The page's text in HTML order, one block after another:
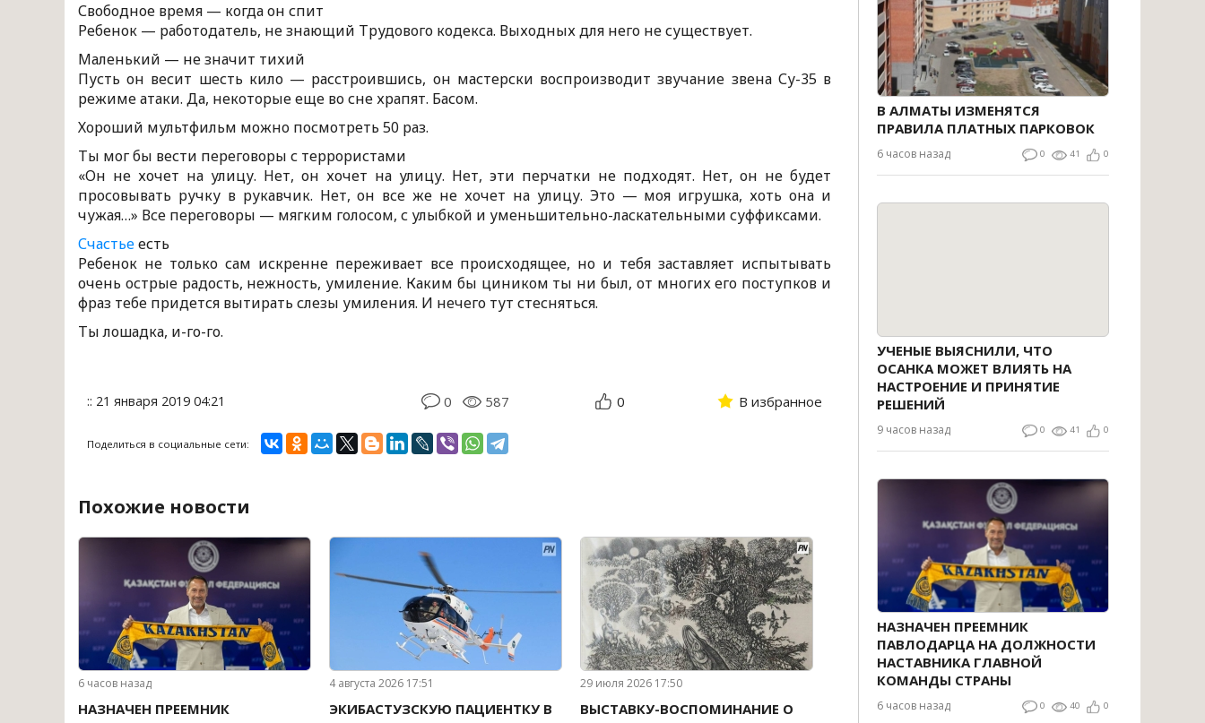
В АЛМАТЫ ИЗМЕНЯТСЯ
ПРАВИЛА ПЛАТНЫХ ПАРКОВОК
6 часов назад 0 41 0
УЧЕНЫЕ ВЫЯСНИЛИ, ЧТО
ОСАНКА МОЖЕТ ВЛИЯТЬ НА
НАСТРОЕНИЕ И ПРИНЯТИЕ
РЕШЕНИЙ
9 часов назад 0 41 0
НАЗНАЧЕН ПРЕЕМНИК
ПАВЛОДАРЦА НА ДОЛЖНОСТИ
НАСТАВНИКА ГЛАВНОЙ
КОМАНДЫ СТРАНЫ
6 часов назад 0 40 0
Свободное время — когда он спит
Ребенок — работодатель, не знающий Трудового кодекса. Выходных для него не существует.
Маленький — не значит тихий
Пусть он весит шесть кило — расстроившись, он мастерски воспроизводит звучание звена Су-35 в
режиме атаки. Да, некоторые еще во сне храпят. Басом.
Хороший мультфильм можно посмотреть 50 раз.
Ты мог бы вести переговоры с террористами
«Он не хочет на улицу. Нет, он хочет на улицу. Нет, эти перчатки не подходят. Нет, он не будет
просовывать ручку в рукавчик. Нет, он все же не хочет на улицу. Это — моя игрушка, хоть она и
чужая…» Все переговоры — мягким голосом, с улыбкой и уменьшительно-ласкательными суффиксами.
Счастьеесть
Ребенок не только сам искренне переживает все происходящее, но и тебя заставляет испытывать
очень острые радость, нежность, умиление. Каким бы циником ты ни был, от многих его поступков и
фраз тебе придется вытирать слезы умиления. И нечего тут стесняться.
Ты лошадка, и-го-го.
:: 21 января 2019 04:21 0 587 0 В избранное
Поделиться в социальные сети:
Похожие новости
6 часов назад
НАЗНАЧЕН ПРЕЕМНИК
4 августа 2026 17:51
ЭКИБАСТУЗСКУЮ ПАЦИЕНТКУ В
29 июля 2026 17:50
ВЫСТАВКУ-ВОСПОМИНАНИЕ О